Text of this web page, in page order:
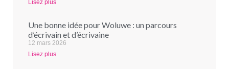
Lisez plus
Une bonne idée pour Woluwe : un parcours
d’écrivain et d’écrivaine
12 mars 2026
Lisez plus